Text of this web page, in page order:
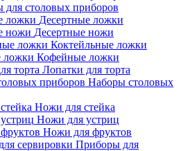
для столовых приборов
Десертные ложки
Десертные ножи
Коктейльные ложки
Кофейные ложки
Лопатки для торта
Наборы столовых
Ножи для стейка
Ножи для устриц
Ножи для фруктов
Приборы для